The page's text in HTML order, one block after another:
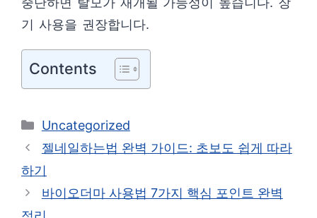
기 사용을 권장합니다.
Contents
카
테
리
Uncategorized
젤네일하는법 완벽 가이드: 초보도 쉽게 따라
하기
바이오더마 사용법 7가지 핵심 포인트 완벽